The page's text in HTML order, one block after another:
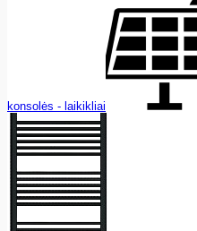
konsolės - laikikliai